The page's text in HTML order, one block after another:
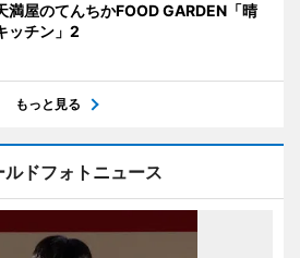
満屋のてんちかFOOD GARDEN「晴
ッチン」2
もっと見る
ルドフォトニュース